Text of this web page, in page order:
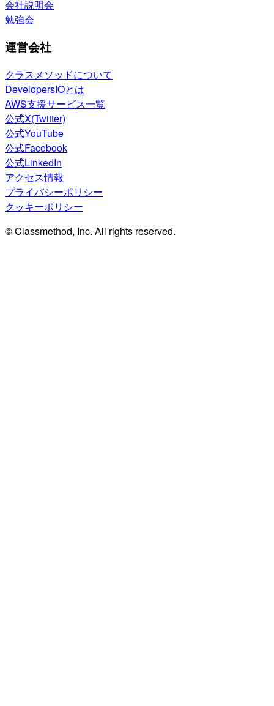
会社説明会
勉強会
運営会社
クラスメソッドについて
DevelopersIOとは
AWS支援サービス一覧
公式X(Twitter)
公式YouTube
公式Facebook
公式LinkedIn
アクセス情報
プライバシーポリシー
クッキーポリシー
© Classmethod, Inc. All rights reserved.